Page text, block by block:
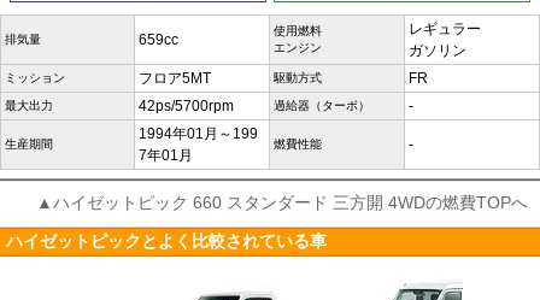
排気量 659cc
使用燃料
エンジン
レギュラー
ガソリン
ミッション フロア5MT 駆動方式 FR
最大出力 42ps/5700rpm 過給器（ターボ） -
生産期間
1994年01月～199
7年01月
燃費性能 -
▲ハイゼットピック 660 スタンダード 三方開 4WDの燃費TOPへ
ハイゼットピックとよく比較されている車